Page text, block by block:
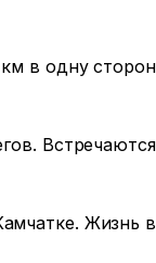
в одну
Жизнь